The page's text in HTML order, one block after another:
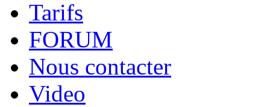
Tarifs
FORUM
Nous contacter
Video